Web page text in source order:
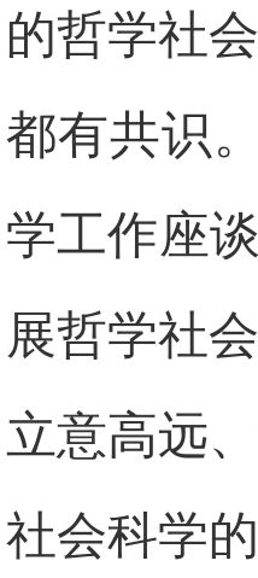
的哲学社
都有共识
学工作座
展哲学社
立意高远
社会科学